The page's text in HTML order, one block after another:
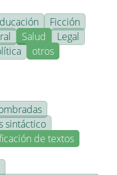
Ficción
Salud
Legal
otros
sintáctico
de textos